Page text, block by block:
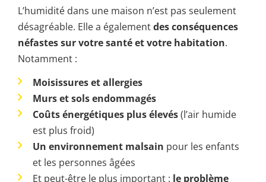
L’humidité dans une maison n’est pas seulement
désagréable. Elle a égalementdes conséquences
néfastes sur votre santé et votre habitation.
Notamment :
Moisissures et allergies
Murs et sols endommagés
Coûts énergétiques plus élevés(l’air humide
est plus froid)
Un environnement malsain pour les enfants
et les personnes âgées
Et peut-être le plus important : le problème